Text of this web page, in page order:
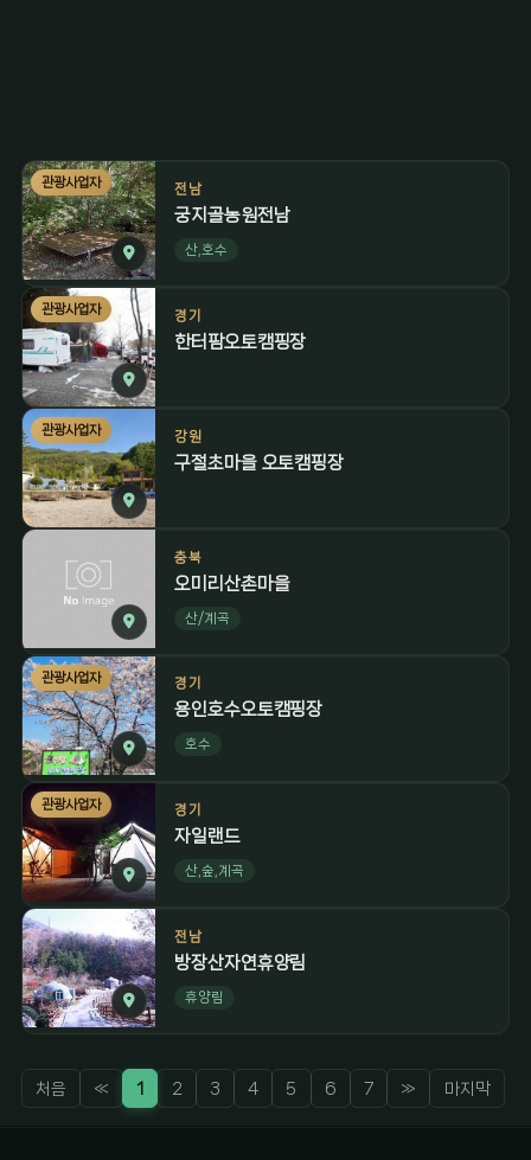
관광사업자 전남
궁지골농원전남
산,호수
관광사업자 경기
한터팜오토캠핑장
관광사업자 강원
구절초마을 오토캠핑장
충북
오미리산촌마을
산/계곡
관광사업자 경기
용인호수오토캠핑장
호수
관광사업자 경기
자일랜드
산,숲,계곡
전남
방장산자연휴양림
휴양림
처음 « 1 2 3 4 5 6 7 » 마지막